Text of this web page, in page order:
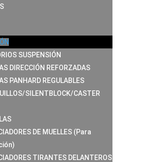
SUSPENSIÓN
DIRECCIÓN REFORZADAS
PANHARD REGULABLES
SILENTBLOCK/CASTER
DE MUELLES (Para
TIRANTES DELANTEROS